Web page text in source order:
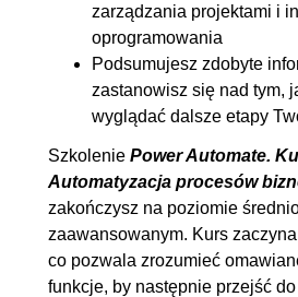
zarządzania projektami i
oprogramowania
Podsumujesz zdobyte
zastanowisz się nad tym,
wyglądać dalsze etapy
Szkolenie Power Automate.
Automatyzacja procesów
zakończysz na poziomie
zaawansowanym. Kurs
co pozwala zrozumieć
funkcje, by następnie przejść